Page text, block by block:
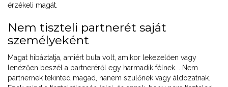
érzékeli magát.
Nem tiszteli partnerét saját
személyeként
Magat hibáztatja, amiért buta volt, amikor lekezelően vagy
lenézően beszél a partneréről egy harmadik félnek. . Nem
partnernek tekinted magad, hanem szülőnek vagy áldozatnak.